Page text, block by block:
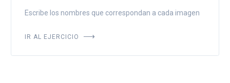
Escribe los nombres que correspondan a cada imagen
IR AL EJERCICIO